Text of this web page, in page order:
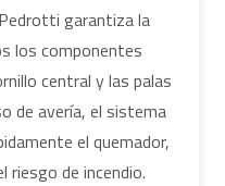
garantiza la
los componentes
central y las palas
de avería, el sistema
el quemador,
riesgo de incendio.